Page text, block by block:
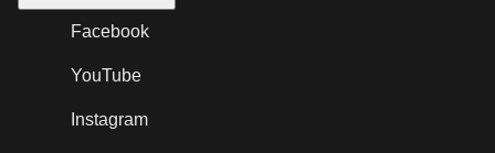
Facebook
YouTube
Instagram